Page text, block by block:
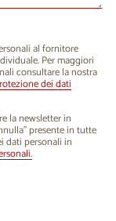
al fornitore
Per maggiori
consultare la nostra
dei dati
la newsletter in
presente in tutte
dati personali in